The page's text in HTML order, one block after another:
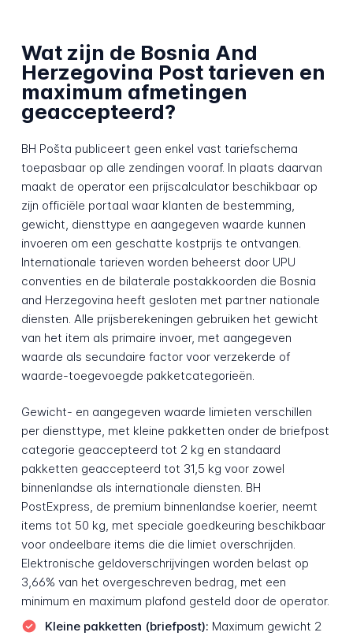
Wat zijn de Bosnia And
Herzegovina Post tarieven en
maximum afmetingen
geaccepteerd?
BH Pošta publiceert geen enkel vast tariefschema
toepasbaar op alle zendingen vooraf. In plaats daarvan
maakt de operator een prijscalculator beschikbaar op
zijn officiële portaal waar klanten de bestemming,
gewicht, diensttype en aangegeven waarde kunnen
invoeren om een geschatte kostprijs te ontvangen.
Internationale tarieven worden beheerst door UPU
conventies en de bilaterale postakkoorden die Bosnia
and Herzegovina heeft gesloten met partner nationale
diensten. Alle prijsberekeningen gebruiken het gewicht
van het item als primaire invoer, met aangegeven
waarde als secundaire factor voor verzekerde of
waarde-toegevoegde pakketcategorieën.
Gewicht- en aangegeven waarde limieten verschillen
per diensttype, met kleine pakketten onder de briefpost
categorie geaccepteerd tot 2 kg en standaard
pakketten geaccepteerd tot 31,5 kg voor zowel
binnenlandse als internationale diensten. BH
PostExpress, de premium binnenlandse koerier, neemt
items tot 50 kg, met speciale goedkeuring beschikbaar
voor ondeelbare items die die limiet overschrijden.
Elektronische geldoverschrijvingen worden belast op
3,66% van het overgeschreven bedrag, met een
minimum en maximum plafond gesteld door de operator.
Kleine pakketten (briefpost): Maximum gewicht 2